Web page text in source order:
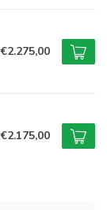
€2.275,00
€2.175,00